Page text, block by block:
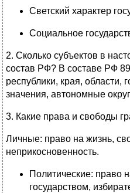
Светский характер
Социальное
2. Сколько субъектов в
состав РФ? В составе РФ
республики, края, области,
значения, автономные
3. Какие права и свободы
Личные: право на жизнь,
неприкосновенность.
Политические: право
государством,